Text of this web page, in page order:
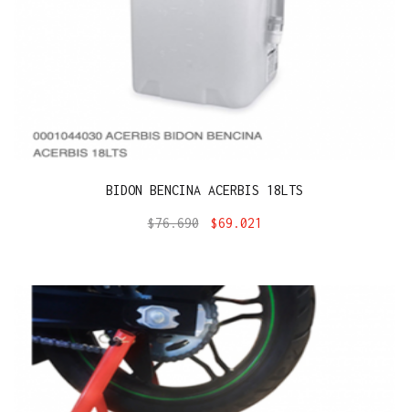
BIDON BENCINA ACERBIS 18LTS
$76.690 $69.021